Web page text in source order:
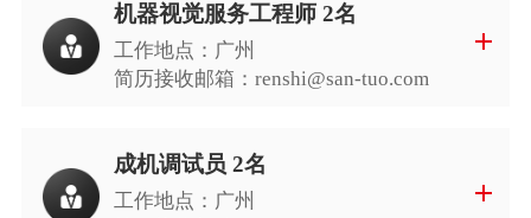
机器视觉服务工程师 2名
工作地点：广州
简历接收邮箱： renshi@san-tuo.com
成机调试员 2名
工作地点：广州